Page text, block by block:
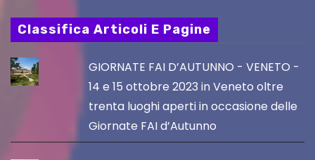
Classifica Articoli E Pagine
GIORNATE FAI D’AUTUNNO - VENETO -
14 e 15 ottobre 2023 in Veneto oltre
trenta luoghi aperti in occasione delle
Giornate FAI d’Autunno